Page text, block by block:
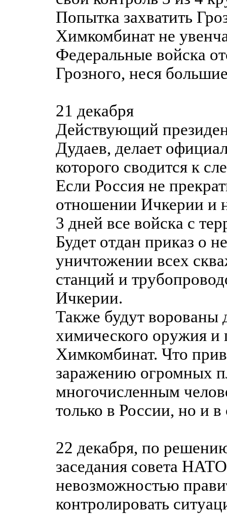
Попытка захватить
Химкомбинат не
Федеральные войска
Грозного, неся
21 декабря
Действующий
Дудаев, делает
которого сводится к
Если Россия не
отношении Ичкерии и
3 дней все войска с
Будет отдан приказ о
уничтожении всех
станций и
Ичкерии.
Также будут ворованы
химического оружия и
Химкомбинат. Что
заражению огромных
многочисленным
только в России, но и
22 декабря, по
заседания совета
невозможностью
контролировать